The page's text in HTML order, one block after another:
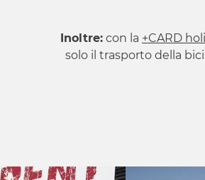
Inoltre: con la +CARD
solo il trasporto della